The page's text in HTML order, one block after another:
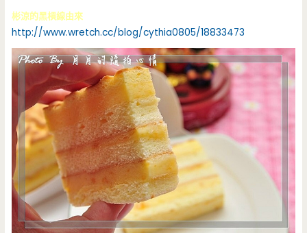
彬涼的黑槓線由來
http://www.wretch.cc/blog/cythia0805/18833473